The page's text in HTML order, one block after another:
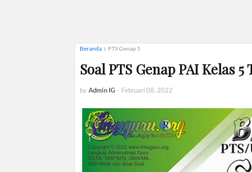
Beranda PTS Genap 5
Soal PTS Genap PAI Kelas 5
by Admin IG - Februari 08, 2022